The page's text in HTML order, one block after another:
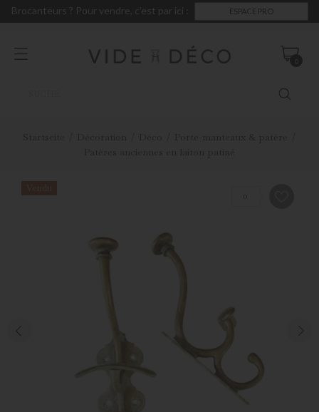
Brocanteurs ? Pour vendre, c’est par ici : ESPACE PRO
0
0